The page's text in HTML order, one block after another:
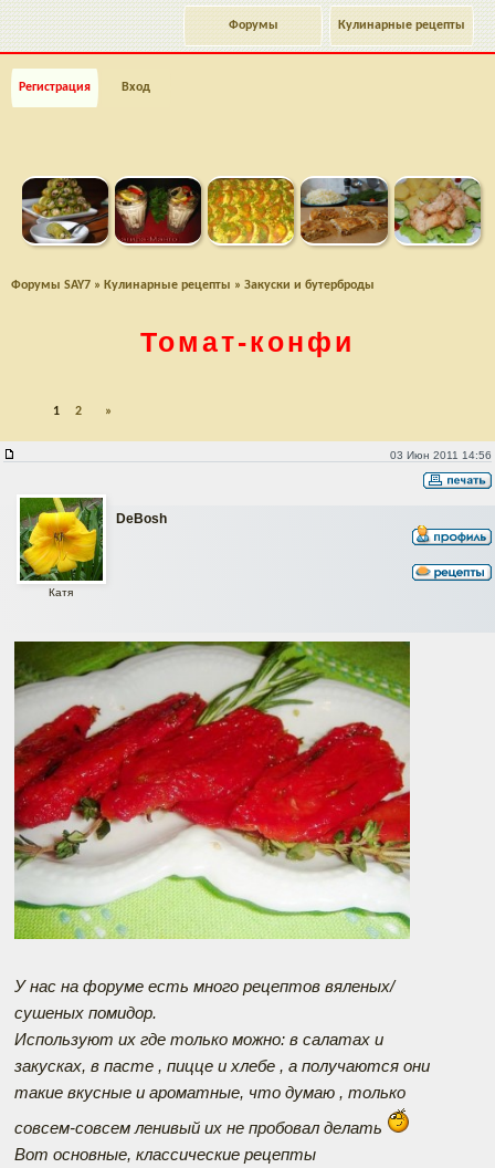
Кулинарные рецепты
Форумы
Регистрация Вход
Форумы SAY7 » Кулинарные рецепты » Закуски и бутерброды
Томат-конфи
1 2 »
03 Июн 2011 14:56
DeBosh
Катя
У нас на форуме есть много рецептов вяленых/
сушеных помидор.
Используют их где только можно: в салатах и
закусках, в пасте , пицце и хлебе , а получаются они
такие вкусные и ароматные, что думаю , только
совсем-совсем ленивый их не пробовал делать
Вот основные, классические рецепты